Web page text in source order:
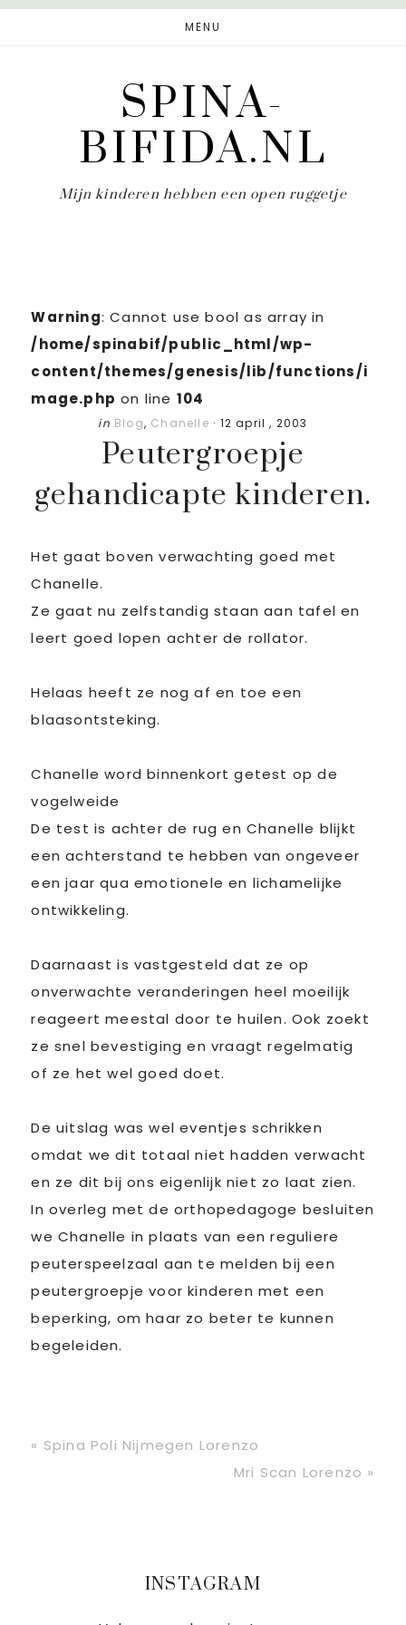
Door
Spring
MENU
SPINA-
BIFIDA.NL
Mijn kinderen hebben een open ruggetje
Warning: Cannot use bool as array in
/home/spinabif/public_html/wp-
content/themes/genesis/lib/functions/i
mage.php on line 104
in Blog, Chanelle · 12 april , 2003
Peutergroepje
gehandicapte kinderen.
Het gaat boven verwachting goed met
Chanelle.
Ze gaat nu zelfstandig staan aan tafel en
leert goed lopen achter de rollator.
Helaas heeft ze nog af en toe een
blaasontsteking.
Chanelle word binnenkort getest op de
vogelweide
De test is achter de rug en Chanelle blijkt
een achterstand te hebben van ongeveer
een jaar qua emotionele en lichamelijke
ontwikkeling.
Daarnaast is vastgesteld dat ze op
onverwachte veranderingen heel moeilijk
reageert meestal door te huilen. Ook zoekt
ze snel bevestiging en vraagt regelmatig
of ze het wel goed doet.
De uitslag was wel eventjes schrikken
omdat we dit totaal niet hadden verwacht
en ze dit bij ons eigenlijk niet zo laat zien.
In overleg met de orthopedagoge besluiten
we Chanelle in plaats van een reguliere
peuterspeelzaal aan te melden bij een
peutergroepje voor kinderen met een
beperking, om haar zo beter te kunnen
begeleiden.
Vorig
« Spina Poli Nijmegen Lorenzo
Volgend
Mri Scan Lorenzo »
PrimaireINSTAGRAM